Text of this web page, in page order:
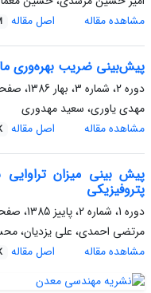
مشاهده مقاله
اصل مقاله
پیش‌بینی ضریب بهره‌وری
دوره 2، شماره 3، بهار 1386، صفحه
مهدی یاوری، سعید مهدوری
مشاهده مقاله
اصل مقاله
پیش بینی میزان
پتروفیزیکی
دوره 1، شماره 2، پاییز 1385، صفحه
مرتضی احمدی، علی یزدیان،
مشاهده مقاله
اصل مقاله